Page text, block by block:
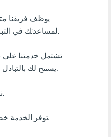
أٍ بل? فٍن كنفدن?
أٍ بل? سنك
يوظف فريقنا
لمساعدتك في التبادل في أي وقت من اليوم.
تشتمل خدمتنا على
يسمح لك بالتبادل فحسب ، بل أيضًا بالكسب.
نحن منفتحون على التعاون.
توفر الخدمة خصومات للعملاء المنتظمين.